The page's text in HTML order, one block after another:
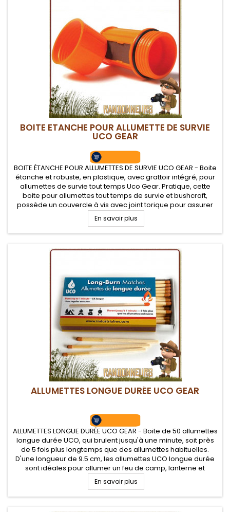
BOITE ETANCHE POUR ALLUMETTE DE SURVIE
UCO GEAR
BOITE ÉTANCHE POUR ALLUMETTES DE SURVIE UCO GEAR - Boite
étanche et robuste, en plastique, avec grattoir intégré, pour
allumettes de survie tout temps Uco Gear. Pratique, cette
boite pour allumettes tout temps de survie et bushcraft,
possède un couvercle à vis avec joint torique pour assurer
l'étanchéité.
En savoir plus
ALLUMETTES LONGUE DURÉE UCO GEAR
ALLUMETTES LONGUE DURÉE UCO GEAR - Boite de 50 allumettes
longue durée UCO, qui brulent jusqu'à une minute, soit près
de 5 fois plus longtemps que des allumettes habituelles.
D'une longueur de 9.5 cm, les allumettes UCO longue durée
sont idéales pour allumer un feu de camp, lanterne et
bougies
En savoir plus